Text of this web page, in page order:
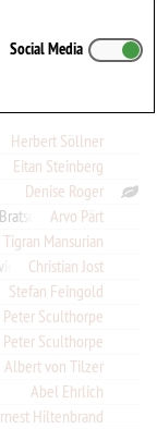
P
Q
Herbert Söllner
Eitan Steinberg
Denise Roger
Tabula Rasa. Doppelkonzert für 2 Violinen (Violine und Bratsche), Streicher und präp. Klavier
Arvo Pärt
Tigran Mansurian
Christian Jost
Stefan Feingold
Peter Sculthorpe
Peter Sculthorpe
4 Bratschen
Albert von Tilzer
Abel Ehrlich
Hiltenbrand
Social Media